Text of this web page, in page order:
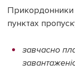
Прикордонники
пунктах
завчасно